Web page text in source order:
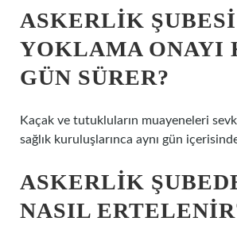
ASKERLIK ŞUBESI
YOKLAMA ONAYI
GÜN SÜRER?
Kaçak ve tutukluların muayeneleri
sağlık kuruluşlarınca aynı gün içerisinde
ASKERLIK
NASIL